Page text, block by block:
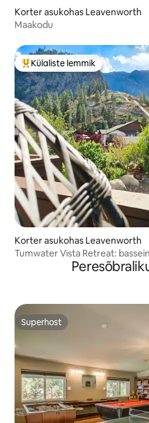
Korter asukohas Leavenworth
Maakodu
Külaliste suur lemmik
Külaliste lemmik
Korter asukohas Leavenworth
Tumwater Vista Retreat:
Superhost
Superhost